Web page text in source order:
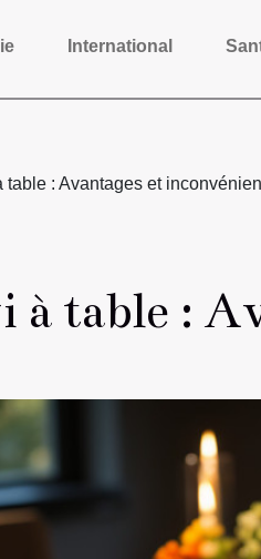
International
table : Avantages et
à table :